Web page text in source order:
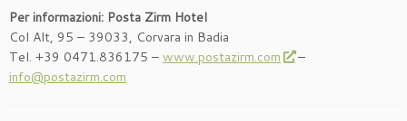
Per informazioni: Posta Zirm Hotel
Col Alt, 95 – 39033, Corvara in Badia
Tel. +39 0471.836175 – www.postazirm.com
–
info@postazirm.com